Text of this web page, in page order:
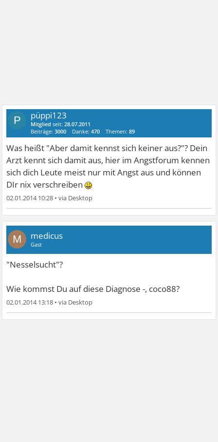
P püppi123
Mitglied seit:28.07.2011
Beiträge:3000 Danke:470 Themen:89
Was heißt "Aber damit kennst sich keiner aus?"? Dein
Arzt kennt sich damit aus, hier im Angstforum kennen
sich dich Leute meist nur mit Angst aus und können
DIr nix verschreiben
02.01.2014 10:28 •
M medicus
Gast
"Nesselsucht"?
Wie kommst Du auf diese Diagnose -, coco88?
02.01.2014 13:18 •